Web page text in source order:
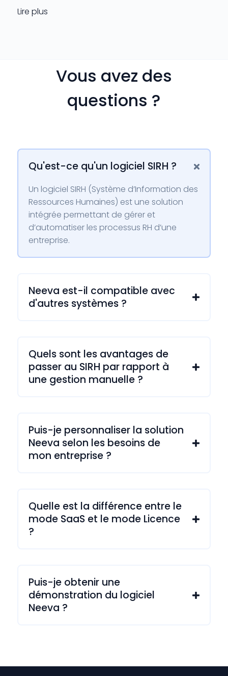
rationaliser les processus liés à la gestion des
Lire plus
Vous avez des
questions ?

Qu'est-ce qu'un logiciel SIRH ?
Un logiciel SIRH (Système d’Information des
Ressources Humaines) est une solution
intégrée permettant de gérer et
d’automatiser les processus RH d’une
entreprise.

Neeva est-il compatible avec
d'autres systèmes ?

Quels sont les avantages de
passer au SIRH par rapport à
une gestion manuelle ?

Puis-je personnaliser la solution
Neeva selon les besoins de
mon entreprise ?

Quelle est la différence entre le
mode SaaS et le mode Licence
?

Puis-je obtenir une
démonstration du logiciel
Neeva ?